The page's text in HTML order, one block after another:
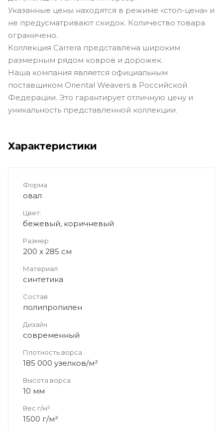
Указанные цены находятся в режиме «стоп-цена» и
не предусматривают скидок. Количество товара
ограничено.
Коллекция Carrera представлена широким
размерным рядом ковров и дорожек.
Наша компания является официальным
поставщиком Oriental Weavers в Российской
Федерации. Это гарантирует отличную цену и
уникальность представленной коллекции.
Характеристики
Форма
овал
Цвет:
бежевый, коричневый
Размер
200 x 285 см
Материал
синтетика
Состав
полипропилен
Дизайн
современный
Плотность ворса
185 000 узелков/м²
Высота ворса
10 мм
Вес г/м²
1500 г/м²